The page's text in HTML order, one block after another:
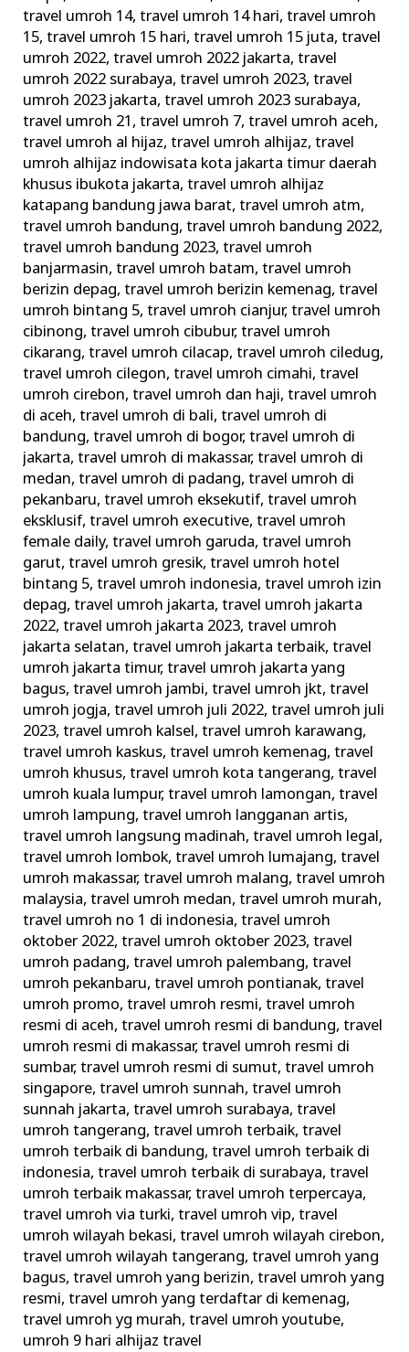
travel umroh 14,travel umroh 14 hari,travel umroh
15,travel umroh 15 hari,travel umroh 15 juta,travel
umroh 2022,travel umroh 2022 jakarta,travel
umroh 2022 surabaya,travel umroh 2023,travel
umroh 2023 jakarta,travel umroh 2023 surabaya,
travel umroh 21,travel umroh 7,travel umroh aceh,
travel umroh al hijaz,travel umroh alhijaz,travel
umroh alhijaz indowisata kota jakarta timur daerah
khusus ibukota jakarta,travel umroh alhijaz
katapang bandung jawa barat,travel umroh atm,
travel umroh bandung,travel umroh bandung 2022,
travel umroh bandung 2023,travel umroh
banjarmasin,travel umroh batam,travel umroh
berizin depag,travel umroh berizin kemenag,travel
umroh bintang 5,travel umroh cianjur,travel umroh
cibinong,travel umroh cibubur,travel umroh
cikarang,travel umroh cilacap,travel umroh ciledug,
travel umroh cilegon,travel umroh cimahi,travel
umroh cirebon,travel umroh dan haji,travel umroh
di aceh,travel umroh di bali,travel umroh di
bandung,travel umroh di bogor,travel umroh di
jakarta,travel umroh di makassar,travel umroh di
medan,travel umroh di padang,travel umroh di
pekanbaru,travel umroh eksekutif,travel umroh
eksklusif,travel umroh executive,travel umroh
female daily,travel umroh garuda,travel umroh
garut,travel umroh gresik,travel umroh hotel
bintang 5,travel umroh indonesia,travel umroh izin
depag,travel umroh jakarta,travel umroh jakarta
2022,travel umroh jakarta 2023,travel umroh
jakarta selatan,travel umroh jakarta terbaik,travel
umroh jakarta timur,travel umroh jakarta yang
bagus,travel umroh jambi,travel umroh jkt,travel
umroh jogja,travel umroh juli 2022,travel umroh juli
2023,travel umroh kalsel,travel umroh karawang,
travel umroh kaskus,travel umroh kemenag,travel
umroh khusus,travel umroh kota tangerang,travel
umroh kuala lumpur,travel umroh lamongan,travel
umroh lampung,travel umroh langganan artis,
travel umroh langsung madinah,travel umroh legal,
travel umroh lombok,travel umroh lumajang,travel
umroh makassar,travel umroh malang,travel umroh
malaysia,travel umroh medan,travel umroh murah,
travel umroh no 1 di indonesia,travel umroh
oktober 2022,travel umroh oktober 2023,travel
umroh padang,travel umroh palembang,travel
umroh pekanbaru,travel umroh pontianak,travel
umroh promo,travel umroh resmi,travel umroh
resmi di aceh,travel umroh resmi di bandung,travel
umroh resmi di makassar,travel umroh resmi di
sumbar,travel umroh resmi di sumut,travel umroh
singapore,travel umroh sunnah,travel umroh
sunnah jakarta,travel umroh surabaya,travel
umroh tangerang,travel umroh terbaik,travel
umroh terbaik di bandung,travel umroh terbaik di
indonesia,travel umroh terbaik di surabaya,travel
umroh terbaik makassar,travel umroh terpercaya,
travel umroh via turki,travel umroh vip,travel
umroh wilayah bekasi,travel umroh wilayah cirebon,
travel umroh wilayah tangerang,travel umroh yang
bagus,travel umroh yang berizin,travel umroh yang
resmi,travel umroh yang terdaftar di kemenag,
travel umroh yg murah,travel umroh youtube,
umroh 9 hari alhijaz travel